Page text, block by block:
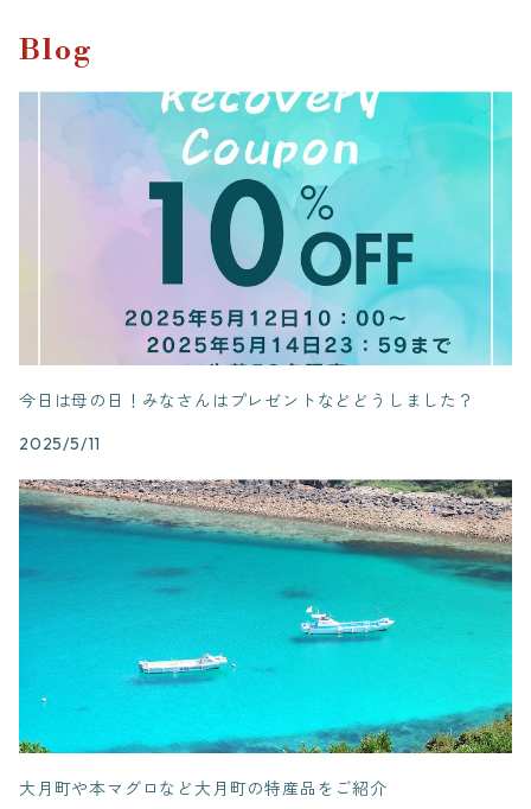
Blog
今日は母の日！みなさんはプレゼントなどどうしました？
2025/5/11
大月町や本マグロなど大月町の特産品をご紹介